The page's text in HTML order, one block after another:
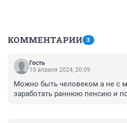
КОММЕНТАРИИ 3
Гость
10 апреля 2024, 20:09
Можно быть человеком а не с
заработать раннюю пенсию и